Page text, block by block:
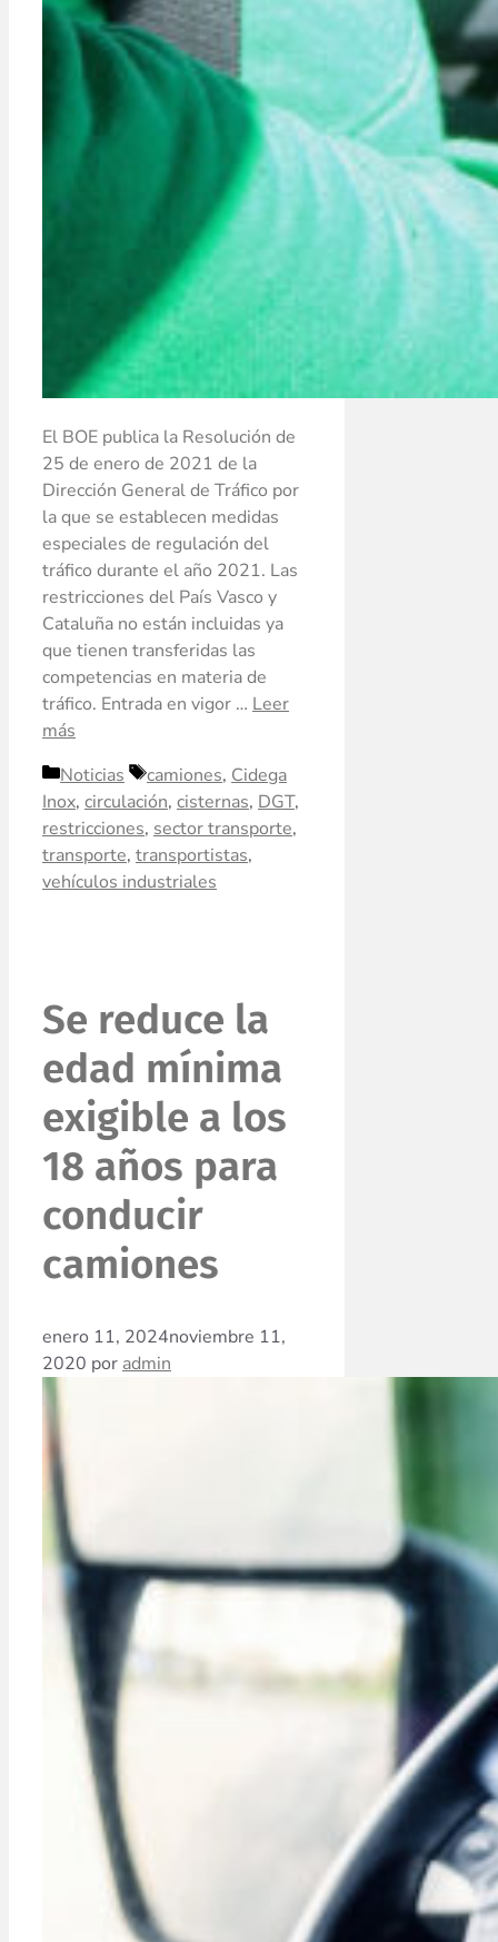
El BOE publica la Resolución de
25 de enero de 2021 de la
Dirección General de Tráfico por
la que se establecen medidas
especiales de regulación del
tráfico durante el año 2021. Las
restricciones del País Vasco y
Cataluña no están incluidas ya
que tienen transferidas las
competencias en materia de
tráfico. Entrada en vigor … Leer
más
Noticias
camiones, Cidega
Inox, circulación, cisternas, DGT,
restricciones, sector transporte,
transporte, transportistas,
vehículos industriales
Se reduce la
edad mínima
exigible a los
18 años para
conducir
camiones
enero 11, 2024noviembre 11,
2020 por admin